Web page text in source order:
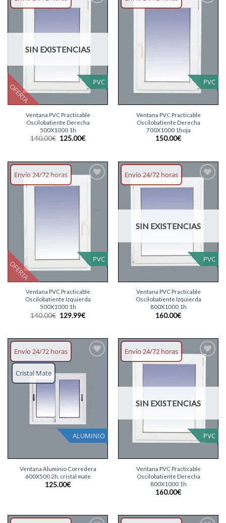
OFERTA
PVC
Añadir
SIN EXISTENCIAS
Ventana PVC Practicable
Oscilobatiente Derecha
500X1000 1h
140.00€ El
140.00€.
125.00€El
125.00€.
PVC
Añadir
Ventana PVC Practicable
Oscilobatiente Derecha
700X1000 1hoja
150.00€
OFERTA
Envío 24/72 horas
PVC
Ventana PVC Practicable
Oscilobatiente Izquierda
500X1000 1h
140.00€ El
140.00€.
129.99€El
129.99€.
Envío 24/72 horas
PVC
SIN EXISTENCIAS
Ventana PVC Practicable
Oscilobatiente Izquierda
800X1000 1h
160.00€
Envío 24/72 horas
ALUMINIO
Cristal Mate
Ventana Aluminio Corredera
600X500 2h. cristal mate
125.00€
Envío 24/72 horas
PVC
Añadir
SIN EXISTENCIAS
Ventana PVC Practicable
Oscilobatiente Derecha
800X1000 1h
160.00€